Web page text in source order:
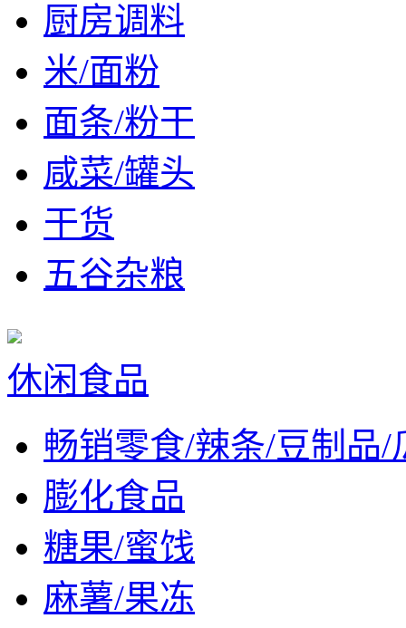
厨房调料
米/面粉
面条/粉干
咸菜/罐头
干货
五谷杂粮
休闲食品
畅销零食/辣条/豆制品/
膨化食品
糖果/蜜饯
麻薯/果冻